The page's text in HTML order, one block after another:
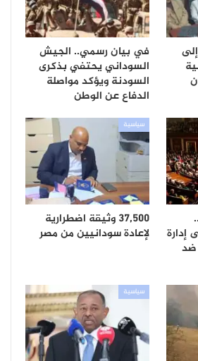
في بيان رسمي.. الجيش
السوداني يحتفي بذكرى
السودنة ويؤكد مواصلة
الدفاع عن الوطن
ضد
سياسية
37,500 وثيقة اضطرارية
لإعادة سودانيين من مصر
سياسية